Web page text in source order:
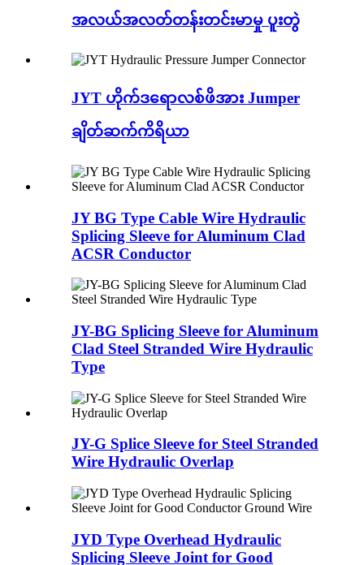
အလယ်အလတ်တန်းတင်းမာမှု ပူးတွဲ
JYT ဟိုက်ဒရောလစ်ဖိအား Jumper
ချိတ်ဆက်ကိရိယာ
JY BG Type Cable Wire Hydraulic
Splicing Sleeve for Aluminum Clad
ACSR Conductor
JY-BG Splicing Sleeve for Aluminum
Clad Steel Stranded Wire Hydraulic
Type
JY-G Splice Sleeve for Steel Stranded
Wire Hydraulic Overlap
JYD Type Overhead Hydraulic
Splicing Sleeve Joint for Good